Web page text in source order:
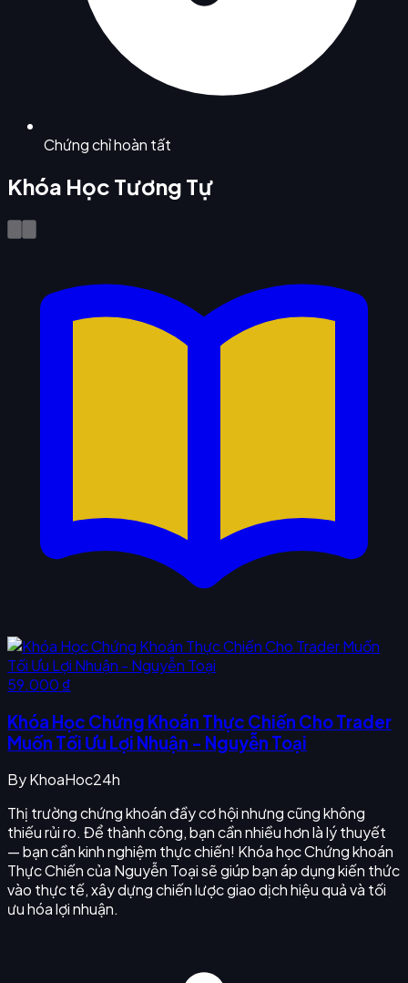
Chứng chỉ hoàn tất
Khóa Học Tương Tự
59.000 ₫
Khóa Học Chứng Khoán Thực Chiến Cho Trader
Muốn Tối Ưu Lợi Nhuận - Nguyễn Toại
ByKhoaHoc24h
Thị trường chứng khoán đầy cơ hội nhưng cũng không
thiếu rủi ro. Để thành công, bạn cần nhiều hơn là lý thuyết
— bạn cần kinh nghiệm thực chiến! Khóa học Chứng khoán
Thực Chiến của Nguyễn Toại sẽ giúp bạn áp dụng kiến thức
vào thực tế, xây dựng chiến lược giao dịch hiệu quả và tối
ưu hóa lợi nhuận.